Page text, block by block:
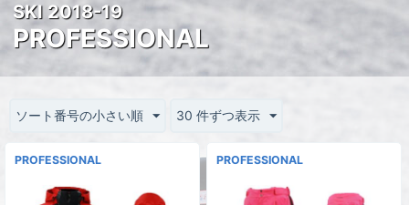
SKI 2018-19
PROFESSIONAL
ソート番号の小さい順 30 件ずつ表示
PROFESSIONAL PROFESSIONAL